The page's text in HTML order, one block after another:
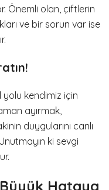
Önemli olan, çiftlerin
ve bir sorun var ise
yolu kendimiz için
ayırmak,
duygularını canlı
ki sevgi
Hataya